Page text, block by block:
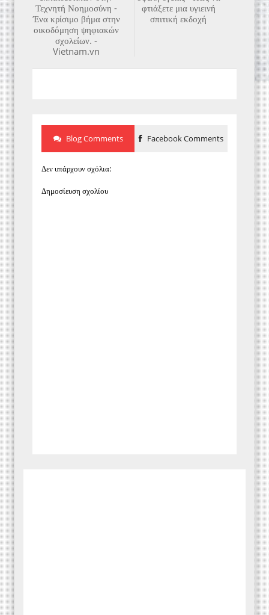
φτιάξετε μια υγιεινή
σπιτική εκδοχή
Τεχνητή Νοημοσύνη -
Ένα κρίσιμο βήμα στην
οικοδόμηση ψηφιακών
σχολείων. -
Vietnam.vn
Blog Comments Facebook Comments
Δεν υπάρχουν σχόλια:
Δημοσίευση σχολίου